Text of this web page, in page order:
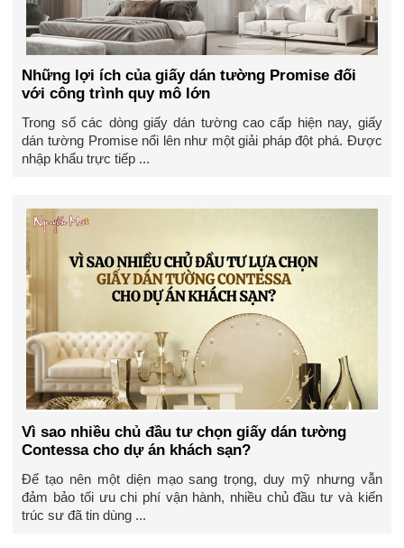
Những lợi ích của giấy dán tường Promise đối
với công trình quy mô lớn
Trong số các dòng giấy dán tường cao cấp hiện nay, giấy
dán tường Promise nổi lên như một giải pháp đột phá. Được
nhập khẩu trực tiếp ...
Vì sao nhiều chủ đầu tư chọn giấy dán tường
Contessa cho dự án khách sạn?
Để tạo nên một diện mạo sang trọng, duy mỹ nhưng vẫn
đảm bảo tối ưu chi phí vận hành, nhiều chủ đầu tư và kiến
trúc sư đã tin dùng ...